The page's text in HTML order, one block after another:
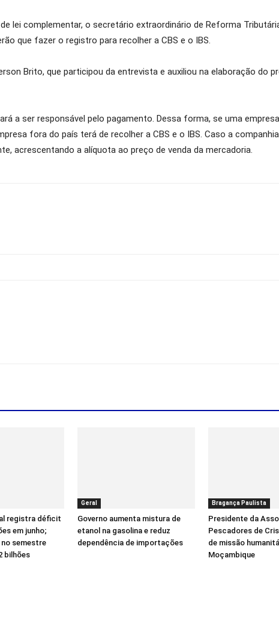
lei complementar, o secretário extraordinário de Reforma
que fazer o registro para recolher a CBS e o IBS.
Brito, que participou da entrevista e auxiliou na elaboração do
a ser responsável pelo pagamento. Dessa forma, se uma
fora do país terá de recolher a CBS e o IBS. Caso a
acrescentando a alíquota ao preço de venda da mercadoria.
registra déficit
em junho;
semestre
bilhões
Geral
Governo aumenta mistura de
etanol na gasolina e reduz
dependência de importações
Bragança Paulista
Presidente da
Pescadores de
de missão
Moçambique